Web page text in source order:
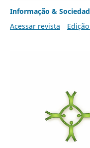
Informação &
Acessar revista